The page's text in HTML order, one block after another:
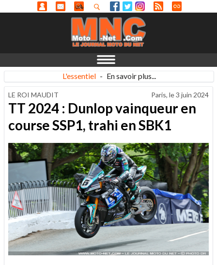
L'essentiel - En savoir plus...
LE ROI MAUDIT Paris, le3 juin 2024
TT 2024 : Dunlop vainqueur en
course SSP1, trahi en SBK1